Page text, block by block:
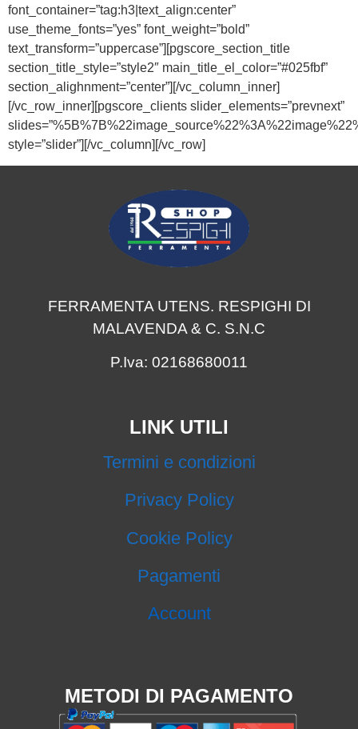
font_container=”tag:h3|text_align:center”
use_theme_fonts=”yes” font_weight=”bold”
text_transform=”uppercase”][pgscore_section_title
section_title_style=”style2″ main_title_el_color=”#025fbf”
section_alighnment=”center”][/vc_column_inner]
[/vc_row_inner][pgscore_clients slider_elements=”prevnext”
style=”slider”][/vc_column][/vc_row]
FERRAMENTA UTENS. RESPIGHI DI
MALAVENDA & C. S.N.C
P.Iva: 02168680011
LINK UTILI
Termini e condizioni
Privacy Policy
Cookie Policy
Pagamenti
Account
METODI DI PAGAMENTO